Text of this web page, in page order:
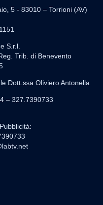
5 - 83010 – Torrioni (AV)
S.r.l.
Trib. di Benevento
Dott.ssa Oliviero Antonella
– 327.7390733